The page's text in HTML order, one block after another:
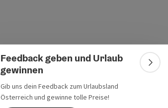
Feedback geben und Urlaub
gewinnen
Gib uns dein Feedback zum Urlaubsland
Österreich und gewinne tolle Preise!